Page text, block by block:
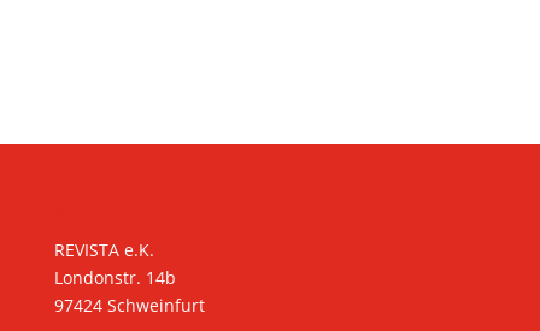
REVISTA e.K.
Londonstr. 14b
97424 Schweinfurt